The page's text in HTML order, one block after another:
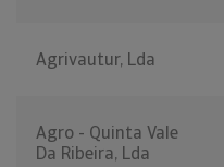
Agrivautur, Lda
Agro - Quinta Vale
Da Ribeira, Lda